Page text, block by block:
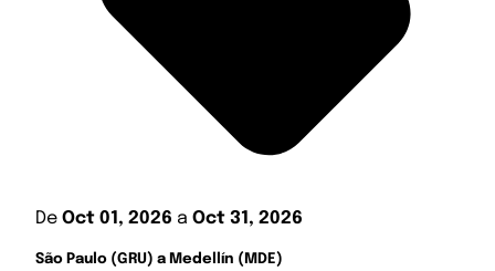
De Oct 01, 2026 a Oct 31, 2026
São Paulo (GRU) a Medellín (MDE)